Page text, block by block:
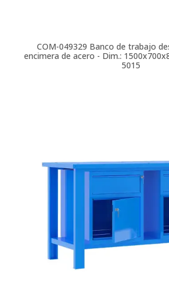
COM-049329 Banco de trabajo
encimera de acero - Dim.:
5015